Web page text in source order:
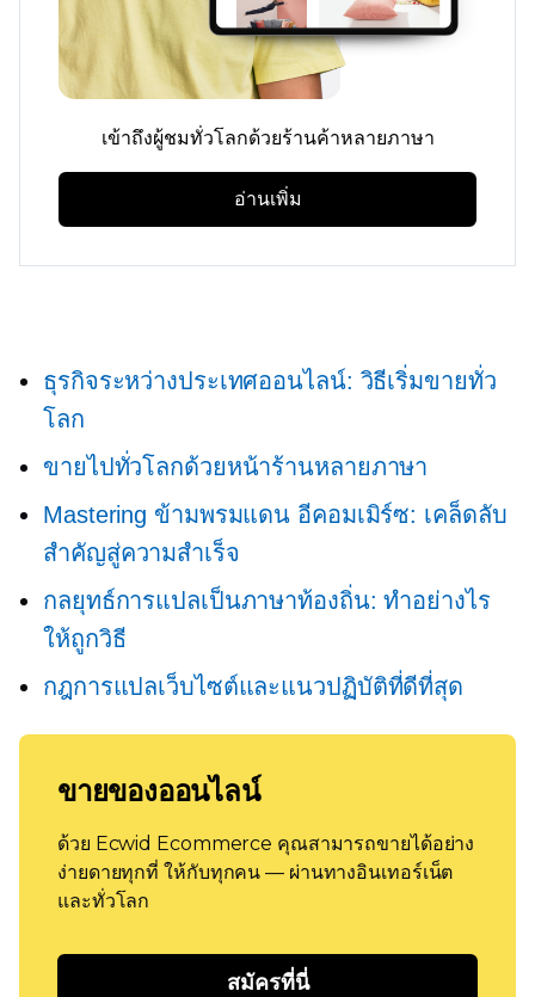
เข้าถึงผู้ชมทั่วโลกด้วยร้านค้าหลายภาษา
อ่านเพิ่ม
ธุรกิจระหว่างประเทศออนไลน์: วิธีเริ่มขายทั่ว
โลก
ขายไปทั่วโลกด้วยหน้าร้านหลายภาษา
Mastering ข้ามพรมแดน อีคอมเมิร์ซ: เคล็ดลับ
สำคัญสู่ความสำเร็จ
กลยุทธ์การแปลเป็นภาษาท้องถิ่น: ทำอย่างไร
ให้ถูกวิธี
กฎการแปลเว็บไซต์และแนวปฏิบัติที่ดีที่สุด
ขายของออนไลน์
ด้วย Ecwid Ecommerce คุณสามารถขายได้อย่าง
ง่ายดายทุกที่ ให้กับทุกคน — ผ่านทางอินเทอร์เน็ต
และทั่วโลก
สมัครที่นี่